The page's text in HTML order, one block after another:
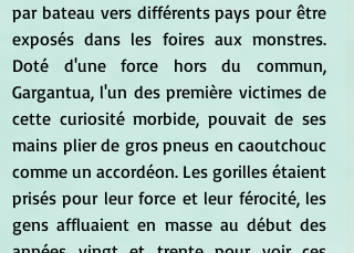
par bateau vers différents pays pour être
exposés dans les foires aux monstres.
Doté d'une force hors du commun,
Gargantua, l'un des première victimes de
cette curiosité morbide, pouvait de ses
mains plier de gros pneus en caoutchouc
comme un accordéon. Les gorilles étaient
prisés pour leur force et leur férocité, les
gens affluaient en masse au début des